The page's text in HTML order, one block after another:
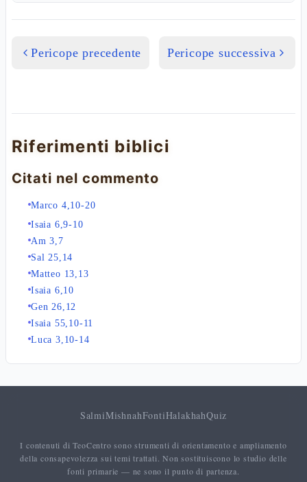
Pericope precedente Pericope successiva
Riferimenti biblici
Citati nel commento
Marco 4,10-20
Isaia 6,9-10
Am 3,7
Sal 25,14
Matteo 13,13
Isaia 6,10
Gen 26,12
Isaia 55,10-11
Luca 3,10-14
SalmiMishnahFontiHalakhahQuiz
I contenuti di TeoCentro sono strumenti di orientamento e ampliamento
della consapevolezza sui temi trattati. Non sostituiscono lo studio delle
fonti primarie — ne sono il punto di partenza.